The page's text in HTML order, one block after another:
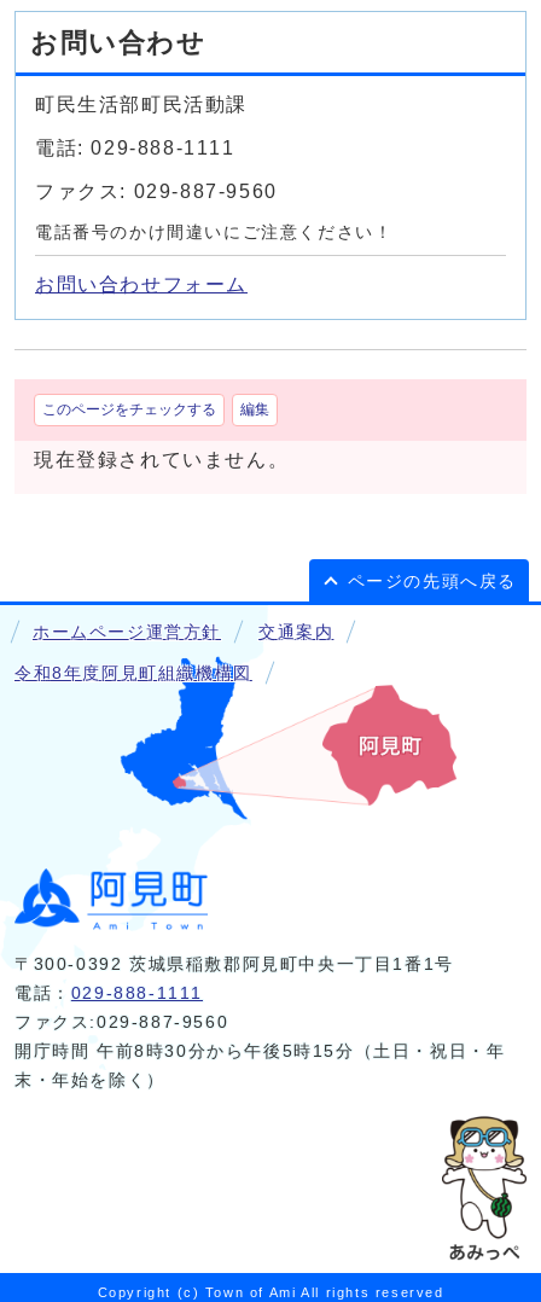
お問い合わせ
町民生活部町民活動課
電話: 029-888-1111
ファクス: 029-887-9560
電話番号のかけ間違いにご注意ください！
お問い合わせフォーム
このページをチェックする 編集
現在登録されていません。
ページの先頭へ戻る
ホームページ運営方針 交通案内
令和8年度阿見町組織機構図
〒300-0392 茨城県稲敷郡阿見町中央一丁目1番1号
電話： 029-888-1111
ファクス:029-887-9560
開庁時間 午前8時30分から午後5時15分（土日・祝日・年
末・年始を除く）
Copyright (c) Town of Ami All rights reserved